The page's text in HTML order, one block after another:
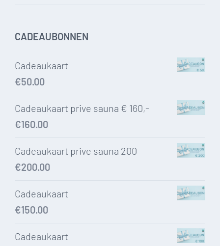
CADEAUBONNEN
Cadeaukaart
€50.00
Cadeaukaart prive sauna € 160,-
€160.00
Cadeaukaart prive sauna 200
€200.00
Cadeaukaart
€150.00
Cadeaukaart